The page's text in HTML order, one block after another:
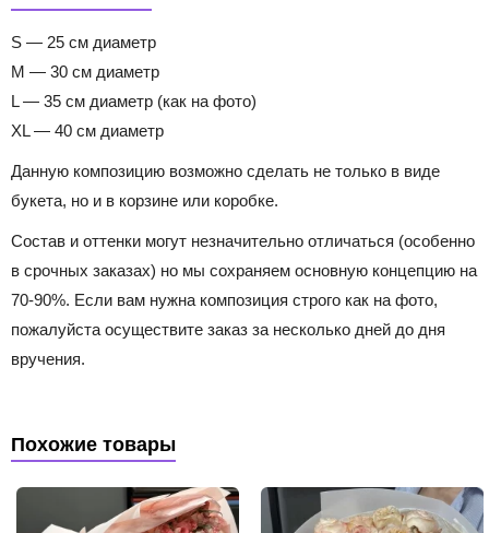
S — 25 см диаметр
M — 30 см диаметр
L — 35 см диаметр (как на фото)
XL — 40 см диаметр
Данную композицию возможно сделать не только в виде
букета, но и в корзине или коробке.
Состав и оттенки могут незначительно отличаться (особенно
в срочных заказах) но мы сохраняем основную концепцию на
70-90%. Если вам нужна композиция строго как на фото,
пожалуйста осуществите заказ за несколько дней до дня
вручения.
Похожие товары